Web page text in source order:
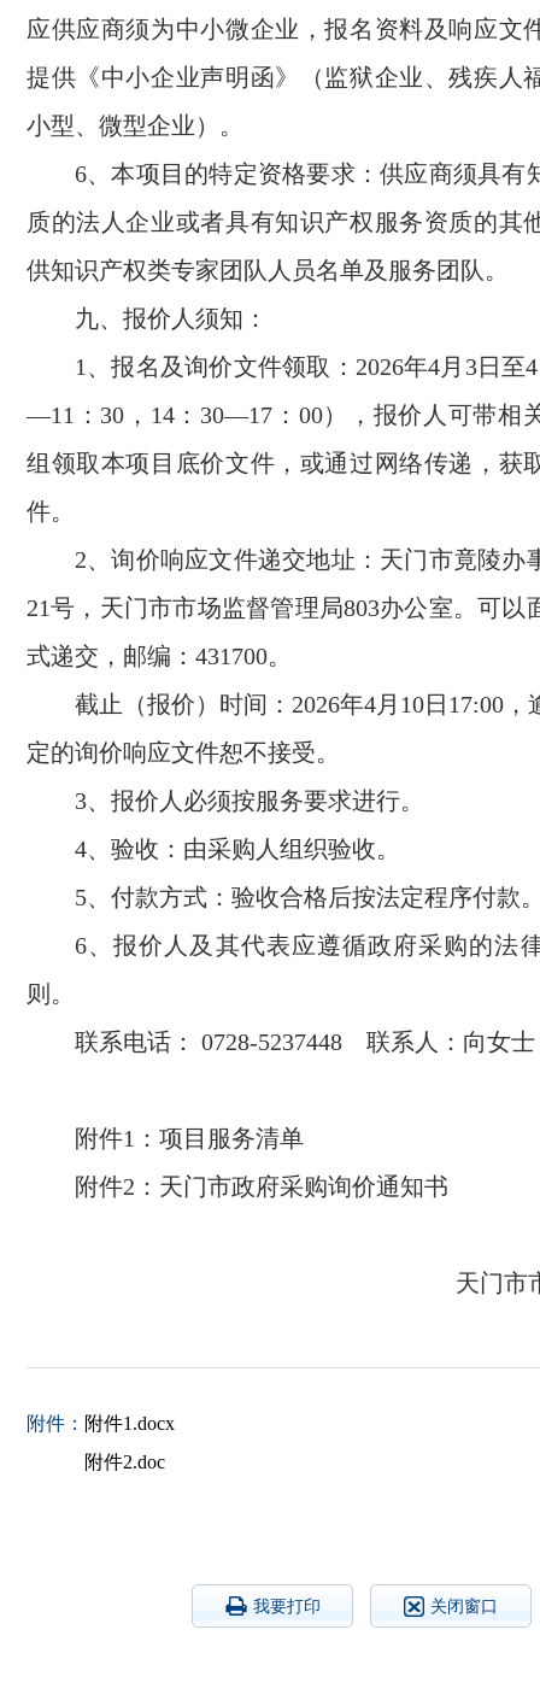
应供应商须为中小微企业，报名资料及响应文
提供《中小企业声明函》（监狱企业、残疾人
小型、微型企业）。
6、本项目的特定资格要求：供应商须具有
质的法人企业或者具有知识产权服务资质的其
供知识产权类专家团队人员名单及服务团队。
九、报价人须知：
1、报名及询价文件领取： 2026年4月 3日至4
—11：30，14：30—17：00），报价人可带相
组领取本项目底价文件，或通过网络传递，获
件。
2、询价响应文件递交地址：天门市竟陵办
21号，天门市市场监督管理局803办公室。可以
式递交，邮编：431700。
截止（报价）时间： 2026年4月10日17:00
定的询价响应文件恕不接受。
3、报价人必须按服务要求进行。
4、验收：由采购人组织验收。
5、付款方式：验收合格后按法定程序付款
6、报价人及其代表应遵循政府采购的法
则。
联系电话：
0728-5237448 联系人：向女士
附件1：项目服务清单
附件2：天门市政府采购询价通知书
天门市
附件： 附件1.docx
附件2.doc
我要打印 关闭窗口